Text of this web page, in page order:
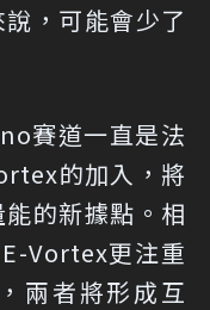
，可能會少了
賽道一直是法
的加入，將
的新據點。相
Vortex更注重
兩者將形成互